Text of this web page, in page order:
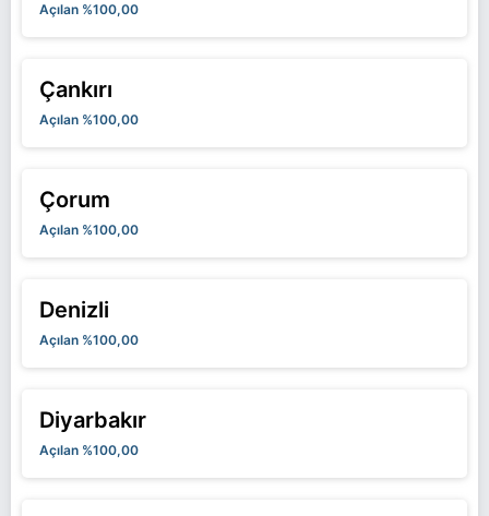
Açılan %100,00
Çankırı
Açılan %100,00
Çorum
Açılan %100,00
Denizli
Açılan %100,00
Diyarbakır
Açılan %100,00